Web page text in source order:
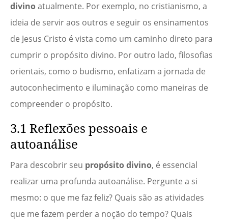
divinoatualmente. Por exemplo, no cristianismo, a
ideia de servir aos outros e seguir os ensinamentos
de Jesus Cristo é vista como um caminho direto para
cumprir o propósito divino. Por outro lado, filosofias
orientais, como o budismo, enfatizam a jornada de
autoconhecimento e iluminação como maneiras de
compreender o propósito.
3.1 Reflexões pessoais e
autoanálise
Para descobrir seu propósito divino, é essencial
realizar uma profunda autoanálise. Pergunte a si
mesmo: o que me faz feliz? Quais são as atividades
que me fazem perder a noção do tempo? Quais